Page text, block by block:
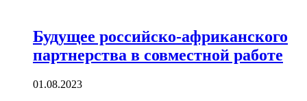
Будущее российско-африканского
партнерства в совместной работе
01.08.2023